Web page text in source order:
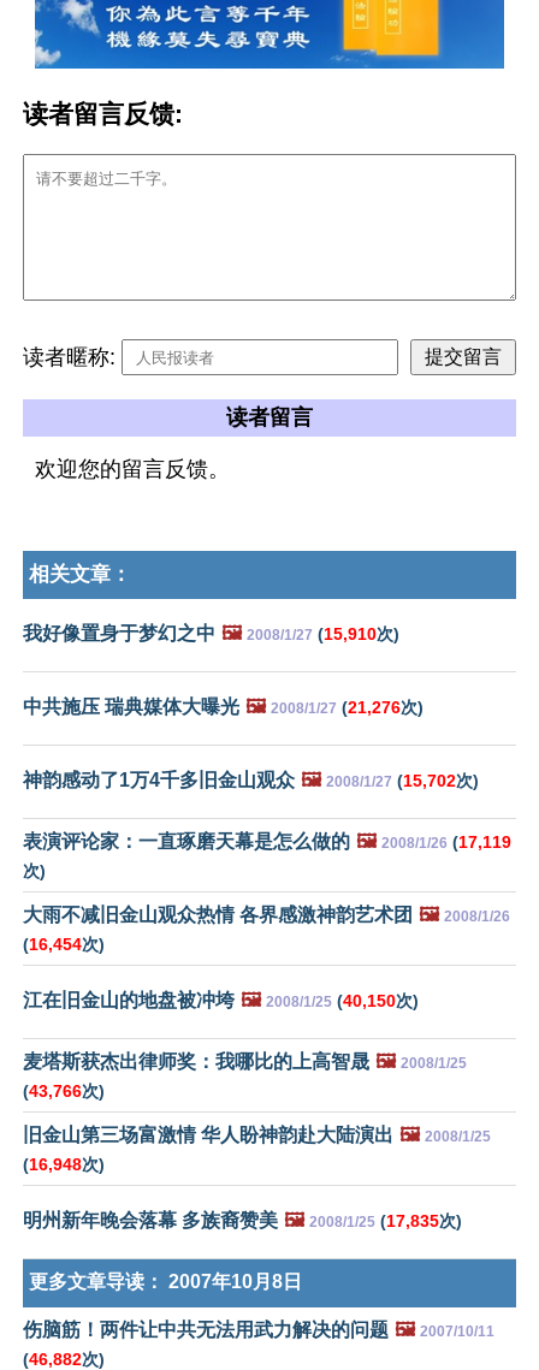
读者留言反馈:
读者暱称:
读者留言
欢迎您的留言反馈。
相关文章：
我好像置身于梦幻之中 🖼️ 2008/1/27 (15,910次)
中共施压 瑞典媒体大曝光 🖼️ 2008/1/27 (21,276次)
神韵感动了1万4千多旧金山观众 🖼️ 2008/1/27 (15,702次)
表演评论家：一直琢磨天幕是怎么做的 🖼️ 2008/1/26 (17,119
次)
大雨不减旧金山观众热情 各界感激神韵艺术团 🖼️ 2008/1/26
(16,454次)
江在旧金山的地盘被冲垮 🖼️ 2008/1/25 (40,150次)
麦塔斯获杰出律师奖：我哪比的上高智晟 🖼️ 2008/1/25
(43,766次)
旧金山第三场富激情 华人盼神韵赴大陆演出 🖼️ 2008/1/25
(16,948次)
明州新年晚会落幕 多族裔赞美 🖼️ 2008/1/25 (17,835次)
更多文章导读： 2007年10月8日
伤脑筋！两件让中共无法用武力解决的问题 🖼️ 2007/10/11
(46,882次)